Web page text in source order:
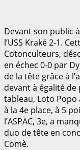
Devant son public
l’USS Kraké 2-1.
Cotonculteurs,
en échec 0-0 par
de la tête grâce à
devant à égalité
tableau, Loto Popo
à la 4e place, à 5
l’ASPAC, 3e, a
duo de tête en
Comè.